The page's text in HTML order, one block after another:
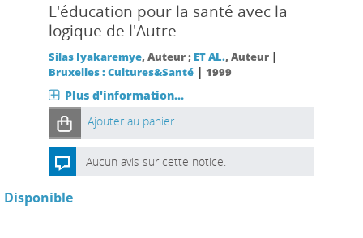
L'éducation pour la santé avec la
logique de l'Autre
Silas Iyakaremye, Auteur ; ET AL., Auteur |
Bruxelles : Cultures&Santé| 1999
Plus d'information...
Ajouter au panier
Aucun avis sur cette notice.
Disponible